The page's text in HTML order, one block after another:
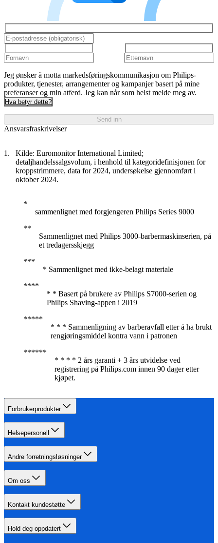
Jeg ønsker å motta markedsføringskommunikasjon om Philips-
produkter, tjenester, arrangementer og kampanjer basert på mine
preferanser og min atferd. Jeg kan når som helst melde meg av.
Hva betyr dette?
Send inn
Ansvarsfraskrivelser
Kilde: Euromonitor International Limited;
detaljhandelssalgsvolum, i henhold til kategoridefinisjonen for
kroppstrimmere, data for 2024, undersøkelse gjennomført i
oktober 2024.
sammenlignet med forgjengeren Philips Series 9000
Sammenlignet med Philips 3000-barbermaskinserien, på
et tredagersskjegg
* Sammenlignet med ikke-belagt materiale
* * Basert på brukere av Philips S7000-serien og
Philips Shaving-appen i 2019
* * * Sammenligning av barberavfall etter å ha brukt
rengjøringsmiddel kontra vann i patronen
* * * * 2 års garanti + 3 års utvidelse ved
registrering på Philips.com innen 90 dager etter
kjøpet.​
Forbrukerprodukter
Helsepersonell
Andre forretningsløsninger
Om oss
Kontakt kundestøtte
Hold deg oppdatert